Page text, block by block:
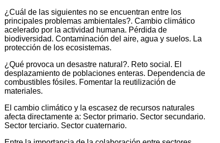
¿Cuál de las siguientes no se encuentran entre los
principales problemas ambientales?. Cambio climático
acelerado por la actividad humana. Pérdida de
biodiversidad. Contaminación del aire, agua y suelos. La
protección de los ecosistemas.
¿Qué provoca un desastre natural?. Reto social. El
desplazamiento de poblaciones enteras. Dependencia de
combustibles fósiles. Fomentar la reutilización de
materiales.
El cambio climático y la escasez de recursos naturales
afecta directamente a: Sector primario. Sector secundario.
Sector terciario. Sector cuaternario.